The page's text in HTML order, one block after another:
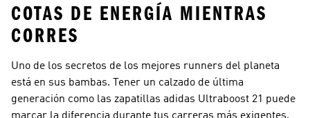
COTAS DE ENERGÍA MIENTRAS
CORRES
Uno de los secretos de los mejores runners del planeta
está en sus bambas. Tener un calzado de última
generación como las zapatillas adidas Ultraboost 21 puede